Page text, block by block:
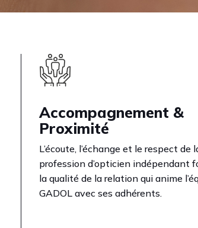
Accompagnement &
Proximité
L’écoute, l’échange et le respect de
profession d’opticien indépendant
la qualité de la relation qui anime
GADOL avec ses adhérents.